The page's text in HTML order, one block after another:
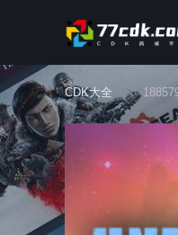
CDK大全